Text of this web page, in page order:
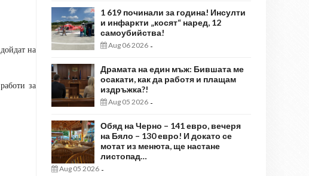
на
за
1 619 починали за година! Инсулти
и инфаркти „косят“ наред, 12
самоубийства!
Aug 06 2026 -
Драмата на един мъж: Бившата ме
осакати, как да работя и плащам
издръжка?!
Aug 05 2026 -
Обяд на Черно – 141 евро, вечеря
на Бяло – 130 евро! И докато се
мотат из менюта, ще настане
листопад…
Aug 05 2026 -